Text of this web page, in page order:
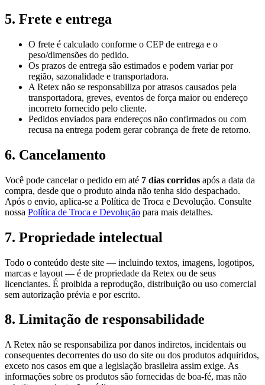
5. Frete e entrega
O frete é calculado conforme o CEP de entrega e o
peso/dimensões do pedido.
Os prazos de entrega são estimados e podem variar por
região, sazonalidade e transportadora.
A Retex não se responsabiliza por atrasos causados pela
transportadora, greves, eventos de força maior ou endereço
incorreto fornecido pelo cliente.
Pedidos enviados para endereços não confirmados ou com
recusa na entrega podem gerar cobrança de frete de retorno.
6. Cancelamento
Você pode cancelar o pedido em até 7 dias corridos após a data da
compra, desde que o produto ainda não tenha sido despachado.
Após o envio, aplica-se a Política de Troca e Devolução. Consulte
nossa Política de Troca e Devolução para mais detalhes.
7. Propriedade intelectual
Todo o conteúdo deste site — incluindo textos, imagens, logotipos,
marcas e layout — é de propriedade da Retex ou de seus
licenciantes. É proibida a reprodução, distribuição ou uso comercial
sem autorização prévia e por escrito.
8. Limitação de responsabilidade
A Retex não se responsabiliza por danos indiretos, incidentais ou
consequentes decorrentes do uso do site ou dos produtos adquiridos,
exceto nos casos em que a legislação brasileira assim exige. As
informações sobre os produtos são fornecidas de boa-fé, mas não